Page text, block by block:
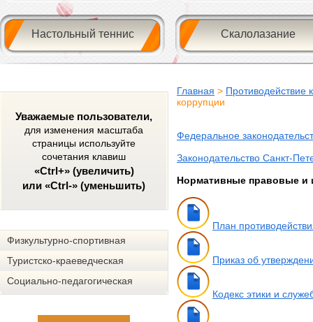
Настольный теннис Скалолазание
Уважаемые пользователи,
для изменения масштаба
страницы используйте
сочетания клавиш
«Ctrl+» (увеличить)
или «Ctrl-» (уменьшить)
Физкультурно-спортивная
Туристско-краеведческая
Социально-педагогическая
Главная > Противодействие
коррупции
Федеральное
Законодательство Санкт-
Нормативные правовые
План
Приказ об
Кодекс этики и